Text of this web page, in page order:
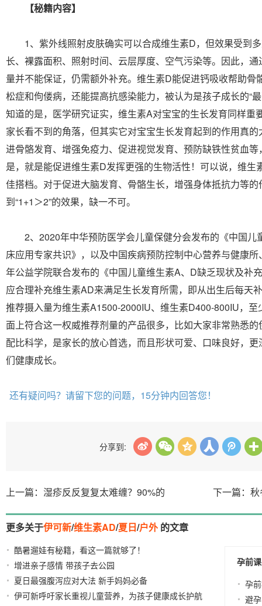
【秘籍内容】
1、紫外线照射皮肤确实可以合成维生素D，但效果受到
长、裸露面积、照射时间、云层厚度、空气污染等。因此，
量并不能保证，仍需额外补充。维生素D能促进钙吸收帮助骨
松症和佝偻病，还能提高抗感染能力，被认为是孩子成长的“
知道的是，医学研究证实，维生素A对宝宝的生长发育同样重
家长看不到的角落，但其实它对宝宝生长发育起到的作用真
进骨骼发育、增强免疫力、促进视觉发育、预防缺铁性贫血
是，就是能促进维生素D发挥更强的生物活性！可以说，维生
佳搭档。对于促进大脑发育、骨骼生长，增强身体抵抗力等
到“1+1＞2”的效果，缺一不可。
2、2020年中华预防医学会儿童保健分会发布的《中国儿
床应用专家共识》，以及中国疾病预防控制中心营养与健康
年公益学院联合发布的《中国儿童维生素A、D缺乏现状及补
应合理补充维生素AD来满足生长发育所需，即从出生后每天
推荐摄入量为维生素A1500-2000IU、维生素D400-800IU，
面上符合这一权威推荐剂量的产品很多，比如大家非常熟悉
配比科学，是家长的放心首选，而且形状可爱、口味良好，
们健康成长。
还有疑问吗？请留下您的问题，15分钟内回答您！
分享到:
上一篇：湿疹反反复复太难缠？90%的 下一篇：
更多关于伊可新/维生素AD/夏日/户外 的文章
酷暑遛娃有秘籍，看这一篇就够了！
增进亲子感情 带孩子去公园
夏日最强腹泻应对大法 新手妈妈必备
伊可新呼吁家长重视儿童营养，为孩子健康成长护航
孕前
孕
避孕